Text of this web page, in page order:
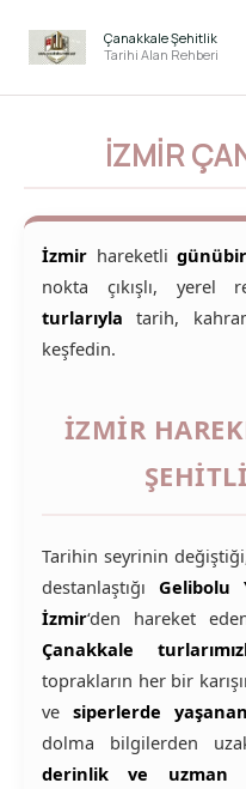
atla
Çanakkale Şehitlik
Tarihi Alan Rehberi
İZMIR
İzmir hareketli
nokta çıkışlı, yerel
turlarıyla tarih,
keşfedin.
İZMIR
Tarihin seyrinin
destanlaştığı Gelibolu
İzmir‘den hareket
Çanakkale
toprakların her bir
vesiperlerde
dolma bilgilerden
derinlik ve uzman